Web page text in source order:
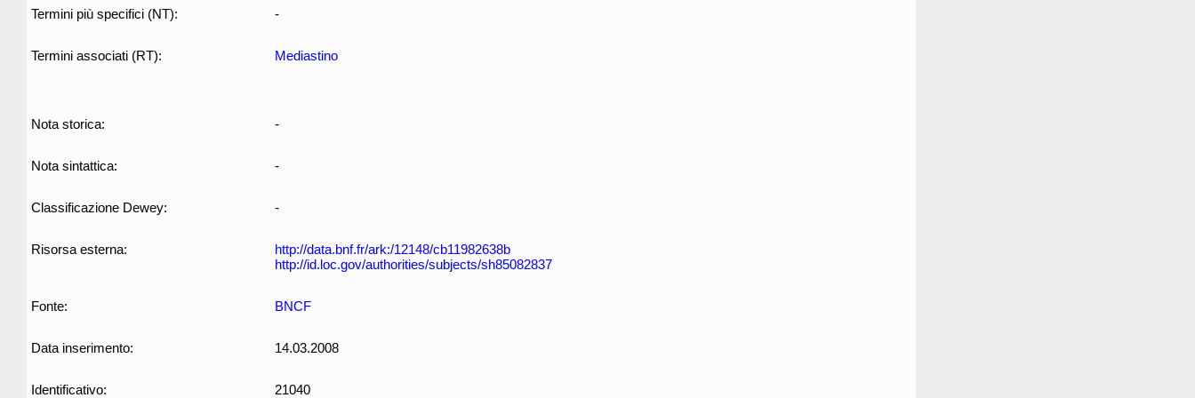
Termini più specifici (NT): -
Termini associati (RT): Mediastino
Nota storica: -
Nota sintattica: -
Classificazione Dewey: -
Risorsa esterna:
http://data.bnf.fr/ark:/12148/cb11982638b
http://id.loc.gov/authorities/subjects/sh85082837
Fonte: BNCF
Data inserimento: 14.03.2008
Identificativo: 21040